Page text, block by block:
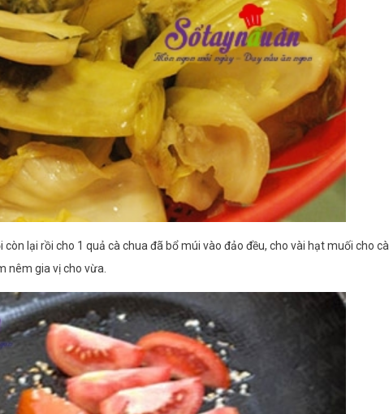
lại rồi cho 1 quả cà chua đã bổ múi vào đảo đều, cho vài hạt muối cho cà
nêm gia vị cho vừa.